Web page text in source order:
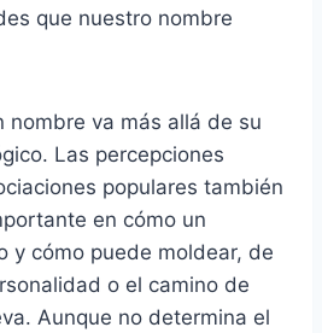
que nuestro nombre
nombre va más allá de su
Las percepciones
populares también
en cómo un
y cómo puede moldear, de
o el camino de
Aunque no determina el